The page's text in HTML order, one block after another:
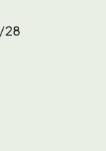
28